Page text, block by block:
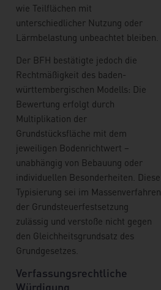
wie Teilflächen mit
unterschiedlicher Nutzung oder
Lärmbelastung unbeachtet bleiben.
Der BFH bestätigte jedoch die
Rechtmäßigkeit des baden-
württembergischen Modells: Die
Bewertung erfolgt durch
Multiplikation der
Grundstücksfläche mit dem
jeweiligen Bodenrichtwert –
unabhängig von Bebauung oder
individuellen Besonderheiten. Diese
Typisierung sei im Massenverfahren
der Grundsteuerfestsetzung
zulässig und verstoße nicht gegen
den Gleichheitsgrundsatz des
Grundgesetzes.
Verfassungsrechtliche
Würdigung